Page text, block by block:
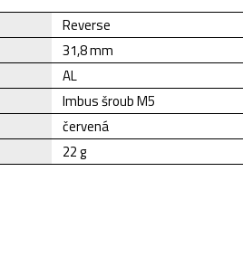
Reverse
31,8 mm
AL
Imbus šroub M5
červená
22 g